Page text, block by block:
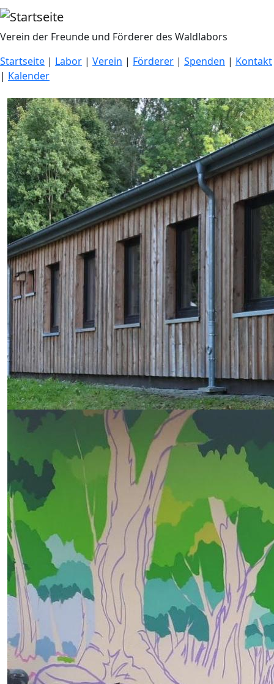
Direkt zum Inhalt
Verein der Freunde und Förderer des Waldlabors
Startseite | Labor | Verein | Förderer | Spenden | Kontakt
| Kalender